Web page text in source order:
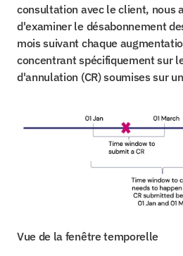
consultation avec le client, nous
d'examiner le désabonnement
mois suivant chaque
concentrant spécifiquement sur
d'annulation (CR) soumises sur
Vue de la fenêtre temporelle